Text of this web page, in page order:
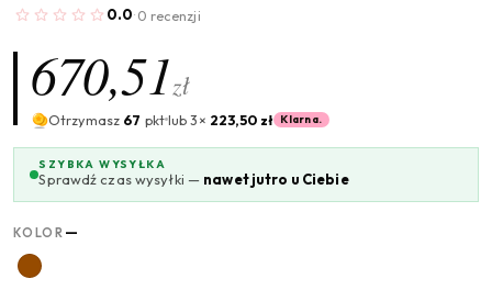
0.0· 0 recenzji
670,51zł
Otrzymasz 67 pktlub 3× 223,50 zł Klarna.
SZYBKA WYSYŁKA
Sprawdź czas wysyłki — nawet jutro u Ciebie
KOLOR —